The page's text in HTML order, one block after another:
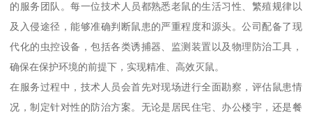
的服务团队。每一位技术人员都熟悉老鼠的生活习性、繁殖规律以
及入侵途径，能够准确判断鼠患的严重程度和源头。公司配备了现
代化的虫控设备，包括各类诱捕器、监测装置以及物理防治工具，
确保在保护环境的前提下，实现精准、高效灭鼠。
在服务过程中，技术人员会首先对现场进行全面勘察，评估鼠患情
况，制定针对性的防治方案。无论是居民住宅、办公楼宇，还是餐